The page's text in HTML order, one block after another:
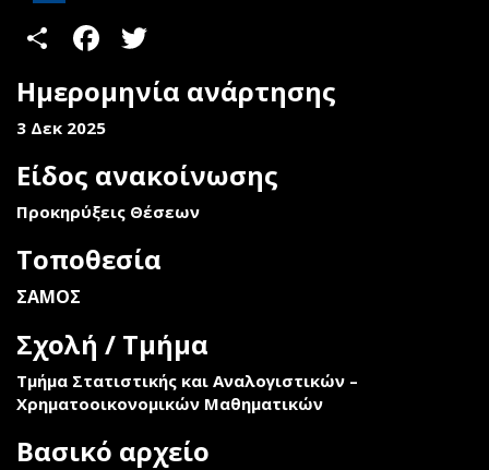
ShareFacebook
Ημερομηνία ανάρτησης
3 Δεκ 2025
Είδος ανακοίνωσης
Προκηρύξεις Θέσεων
Τοποθεσία
ΣΑΜΟΣ
Σχολή / Τμήμα
Τμήμα Στατιστικής και Αναλογιστικών –
Χρηματοοικονομικών Μαθηματικών
Βασικό αρχείο